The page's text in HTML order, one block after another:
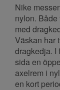
Nike
nylon. Både
med
Väskan har
dragkedja. I
sida en
axelrem i
en kort